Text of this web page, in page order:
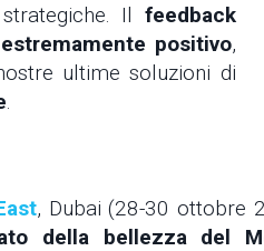
Il feedback
positivo,
ultime soluzioni di
.
, Dubai (28-30 ottobre
della bellezza del